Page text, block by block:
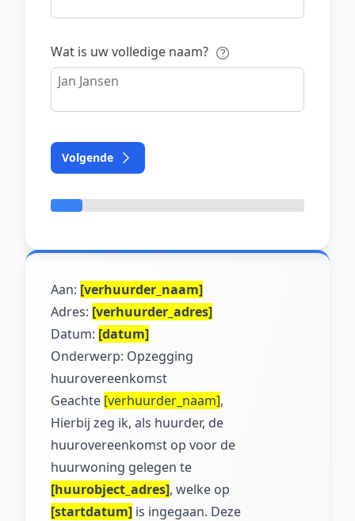
Wat is uw volledige naam?
Volgende
Aan: [verhuurder_naam]
Adres: [verhuurder_adres]
Datum: [datum]
Onderwerp: Opzegging
huurovereenkomst
Geachte [verhuurder_naam],
Hierbij zeg ik, als huurder, de
huurovereenkomst op voor de
huurwoning gelegen te
[huurobject_adres], welke op
[startdatum] is ingegaan. Deze